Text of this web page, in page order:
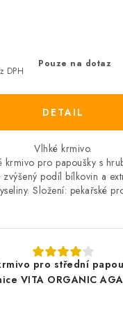
Pouze na dotaz
DPH
Vlhké krmivo.
krmivo pro papoušky s
zvýšený podíl bílkovin a
Složení: pekařské
pro střední
VITA ORGANIC